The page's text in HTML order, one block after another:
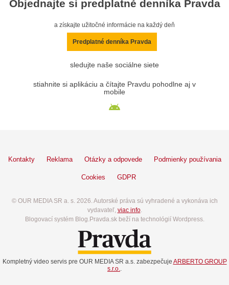
Objednajte si predplatné denníka Pravda
a získajte užitočné informácie na každý deň
Predplatné denníka Pravda
sledujte naše sociálne siete
stiahnite si aplikáciu a čítajte Pravdu pohodlne aj v
mobile
Kontakty Reklama Otázky a odpovede Podmienky používania
Cookies GDPR
© OUR MEDIA SR a. s. 2026. Autorské práva sú vyhradené a vykonáva ich
vydavateľ, viac info.
Blogovací systém Blog.Pravda.sk beží na technológií Wordpress.
Kompletný video servis pre OUR MEDIA SR a.s. zabezpečuje ARBERTO GROUP
s.r.o.